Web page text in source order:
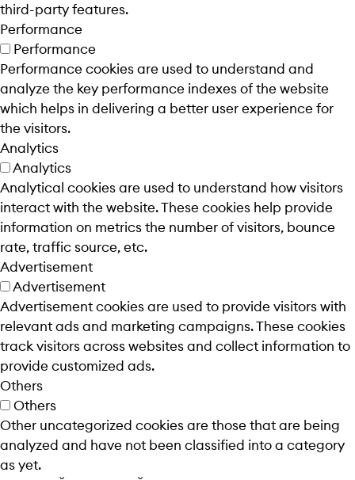
third-party features.
Performance
Performance
Performance cookies are used to understand and
analyze the key performance indexes of the website
which helps in delivering a better user experience for
the visitors.
Analytics
Analytics
Analytical cookies are used to understand how visitors
interact with the website. These cookies help provide
information on metrics the number of visitors, bounce
rate, traffic source, etc.
Advertisement
Advertisement
Advertisement cookies are used to provide visitors with
relevant ads and marketing campaigns. These cookies
track visitors across websites and collect information to
provide customized ads.
Others
Others
Other uncategorized cookies are those that are being
analyzed and have not been classified into a category
as yet.